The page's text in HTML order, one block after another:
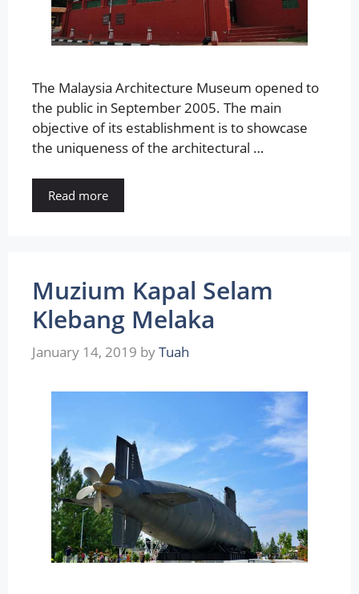
The Malaysia Architecture Museum opened to
the public in September 2005. The main
objective of its establishment is to showcase
the uniqueness of the architectural …
Read more
Muzium Kapal Selam
Klebang Melaka
January 14, 2019 byTuah